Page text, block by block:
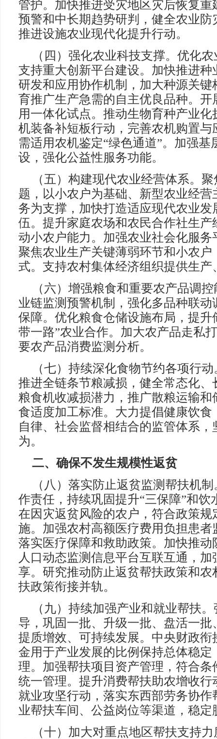
管护。加快推进受灾地区灾后恢复
预警和中长期趋势研判，健全农业
推进设施农业现代化提升行动。
（四）强化农业科技支撑。优化
支持重大创新平台建设。加快推进
研发和应用协作机制，加大种源关
育推广生产急需的自主优良品种。
用一体化试点。推动生物育种产业
机装备补短板行动，完善农机购置
需适用农机鉴定“绿色通道”。加强
设，强化公益性服务功能。
（五）构建现代农业经营体系。
题，以小农户为基础、新型农业经
务为支撑，加快打造适应现代农业
伍。提升家庭农场和农民合作社生
动小农户能力。加强农业社会化服
聚焦农业生产关键薄弱环节和小农
式。支持农村集体经济组织提供生
（六）增强粮食和重要农产品调
业链监测预警机制，强化多品种联
保障。优化粮食仓储设施布局，提升
带一路”农业合作。加大农产品走私
要农产品消费监测分析。
（七）持续深化食物节约各项行
推进全链条节粮减损，健全常态化
粮食机收减损潜力，推广散粮运输
食适度加工标准。大力提倡健康饮
自律、社会监督相结合的监管体系
为。
二、确保不发生规模性返贫
（八）落实防止返贫监测帮扶机
作责任，持续巩固提升“三保障”和饮
在因灾返贫风险的农户，符合政策
施。加强农村高额医疗费用负担患
落实医疗保障和救助政策。加快推
人口动态监测信息平台互联互通，
享。研究推动防止返贫帮扶政策和
扶政策衔接并轨。
（九）持续加强产业和就业帮扶
导，巩固一批、升级一批、盘活一
提质增效、可持续发展。中央财政
金用于产业发展的比例保持总体稳
理。加强帮扶项目资产管理，符合
统一管理。提升消费帮扶助农增收
就业攻坚行动，落实东西部劳务协
业帮扶车间、公益岗位等渠道，稳
（十）加大对重点地区帮扶支持